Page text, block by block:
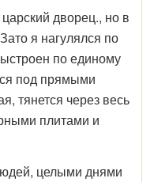
дворец., но в
я нагулялся по
по единому
под прямыми
тянется через весь
плитами и
целыми днями